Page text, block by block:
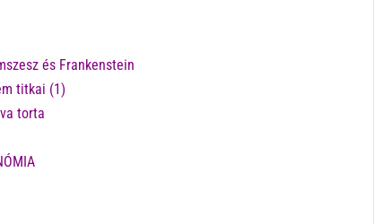
és Frankenstein
titkai (1)
torta